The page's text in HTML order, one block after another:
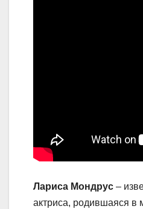
Лариса Мондрус –
актриса, родившаяся в